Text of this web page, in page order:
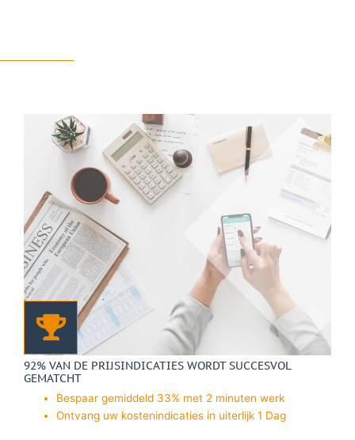
92% VAN DE PRIJSINDICATIES WORDT SUCCESVOL
GEMATCHT
Bespaar gemiddeld 33% met 2 minuten werk
Ontvang uw kostenindicaties in uiterlijk 1 Dag